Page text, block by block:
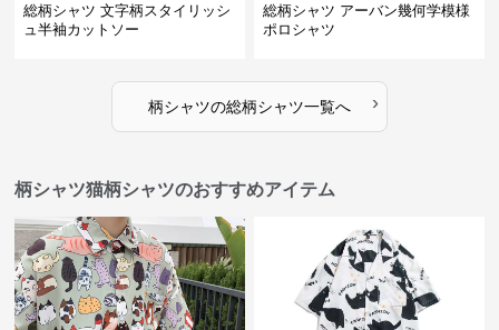
総柄シャツ 文字柄スタイリッシ
ュ半袖カットソー
総柄シャツ アーバン幾何学模様
ポロシャツ
柄シャツの総柄シャツ一覧へ ›
柄シャツ猫柄シャツのおすすめアイテム